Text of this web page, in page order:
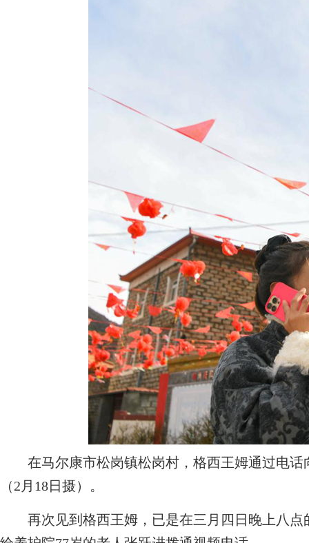
在马尔康市松岗镇松岗村，格西王姆通过电话
（2月18日摄）。
再次见到格西王姆，已是在三月四日晚上八点